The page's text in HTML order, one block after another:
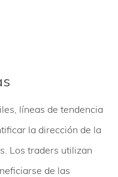
líneas de tendencia
la dirección de la
Los traders utilizan
de las